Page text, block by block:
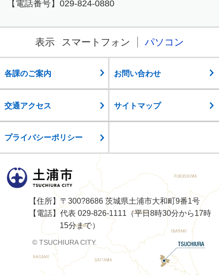
【電話番号】029-824-0880
表示 スマートフォン パソコン
各課のご案内 お問い合わせ
交通アクセス サイトマップ
プライバシーポリシー
土浦市
【住所】〒300?8686 茨城県土浦市大和町9番1号
【電話】代表 029-826-1111（平日8時30分から17時
15分まで）
© TSUCHIURA CITY.